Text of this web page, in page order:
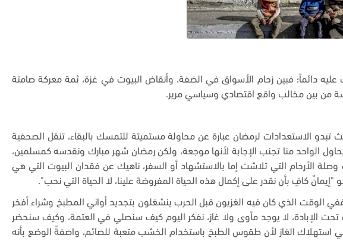
عليه دائماً؛ فبين زحام الأسواق في الضفة، وأنقاض البيوت في غزة، ثمة معركة صامتة
من بين مخالب واقع اقتصادي وسياسي مرير.
الاستعدادات لرمضان عبارة عن محاولة مستميتة للتمسك بالبقاء، تنقل الصحفية
الواحد منا تجنب الإجابة لأنها موجعة، ولكن رمضان شهر مبارك ونقدسه كمسلمين،
وصلة الأرحام التي تلاشت إما بالاستشهاد أو السفر، ناهيك عن فقدان البيوت التي هي
"إيمانٌ كافٍ بأن نقدر على إكمال هذه الحياة المفروضة علينا، لا الحياة التي نحب".
الوقت الذي كان فيه الغزيون قبل الحرب ينشغلون بتجديد أواني المطبخ وشراء أفخر
تحت الإبادة، لا يوجد مأوى ولا غاز، نفكر اليوم كيف سنصلي في العتمة، وكيف سنحضر
استهلاك الغاز لأن طقوس الطبخ باستخدام الخشب متعبة للصائم، واصفةً الوضع بأنه